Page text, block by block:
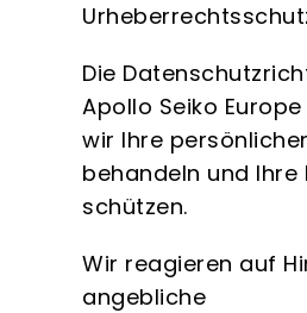
Die
Apollo Seiko
wir Ihre
behandeln und Ihre
schützen.
Wir reagieren auf
angebliche